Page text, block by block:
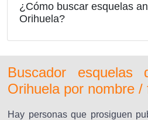
¿Cómo buscar esquelas
Orihuela?
Buscador esquelas
Orihuela por nombre /
Hay personas que prosiguen